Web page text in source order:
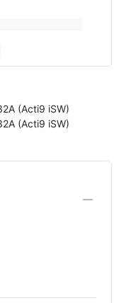
(Acti9 iSW)
(Acti9 iSW)